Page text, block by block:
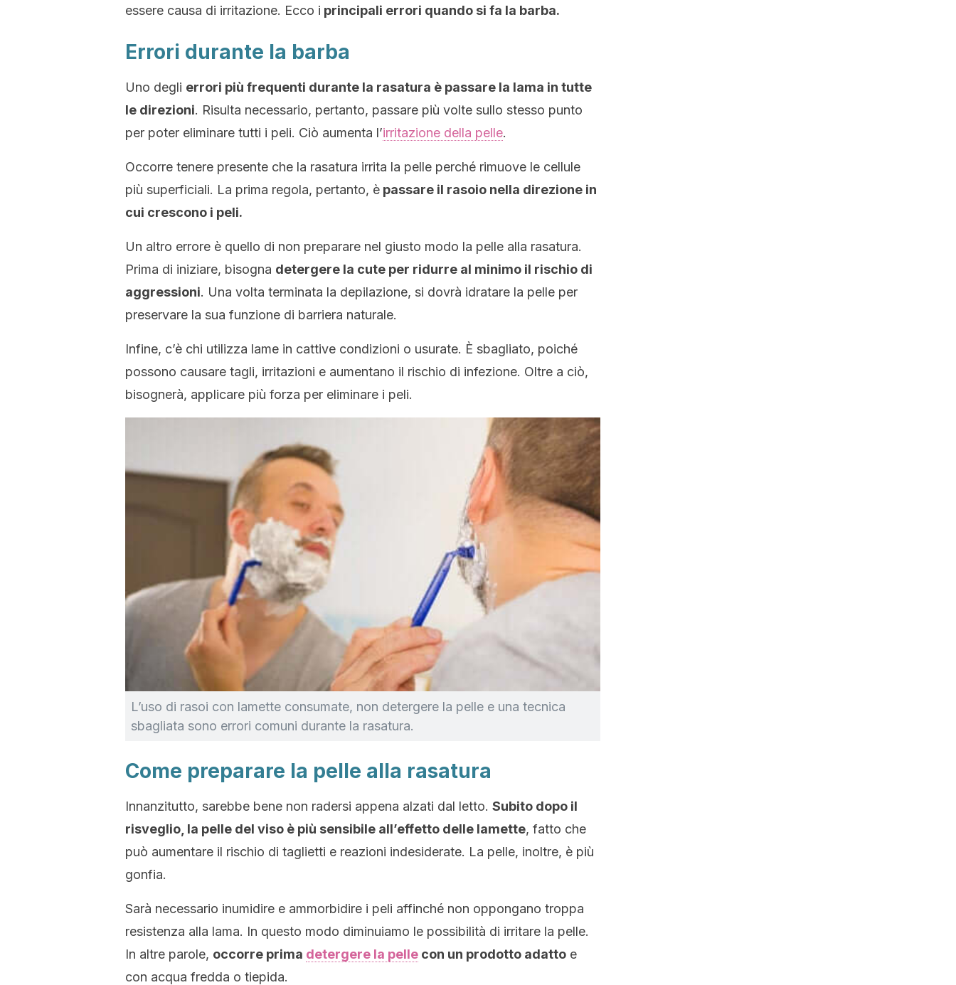
essere causa di irritazione. Ecco i principali errori quando si fa la barba.
Errori durante la barba
Uno degli errori più frequenti durante la rasatura è passare la lama in tutte
le direzioni. Risulta necessario, pertanto, passare più volte sullo stesso punto
per poter eliminare tutti i peli. Ciò aumenta l’irritazione della pelle.
Occorre tenere presente che la rasatura irrita la pelle perché rimuove le cellule
più superficiali. La prima regola, pertanto, è passare il rasoio nella direzione in
cui crescono i peli.
Un altro errore è quello di non preparare nel giusto modo la pelle alla rasatura.
Prima di iniziare, bisogna detergere la cute per ridurre al minimo il rischio di
aggressioni. Una volta terminata la depilazione, si dovrà idratare la pelle per
preservare la sua funzione di barriera naturale.
Infine, c’è chi utilizza lame in cattive condizioni o usurate. È sbagliato, poiché
possono causare tagli, irritazioni e aumentano il rischio di infezione. Oltre a ciò,
bisognerà, applicare più forza per eliminare i peli.
L’uso di rasoi con lamette consumate, non detergere la pelle e una tecnica
sbagliata sono errori comuni durante la rasatura.
Come preparare la pelle alla rasatura
Innanzitutto, sarebbe bene non radersi appena alzati dal letto. Subito dopo il
risveglio, la pelle del viso è più sensibile all’effetto delle lamette, fatto che
può aumentare il rischio di taglietti e reazioni indesiderate. La pelle, inoltre, è più
gonfia.
Sarà necessario inumidire e ammorbidire i peli affinché non oppongano troppa
resistenza alla lama. In questo modo diminuiamo le possibilità di irritare la pelle.
In altre parole, occorre prima detergere la pelle con un prodotto adatto e
con acqua fredda o tiepida.